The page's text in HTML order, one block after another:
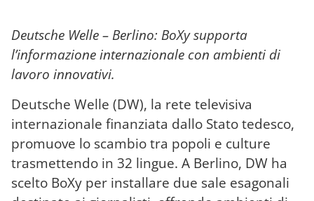
Deutsche Welle – Berlino: BoXy supporta
l’informazione internazionale con ambienti di
lavoro innovativi.
Deutsche Welle (DW), la rete televisiva
internazionale finanziata dallo Stato tedesco,
promuove lo scambio tra popoli e culture
trasmettendo in 32 lingue. A Berlino, DW ha
scelto BoXy per installare due sale esagonali